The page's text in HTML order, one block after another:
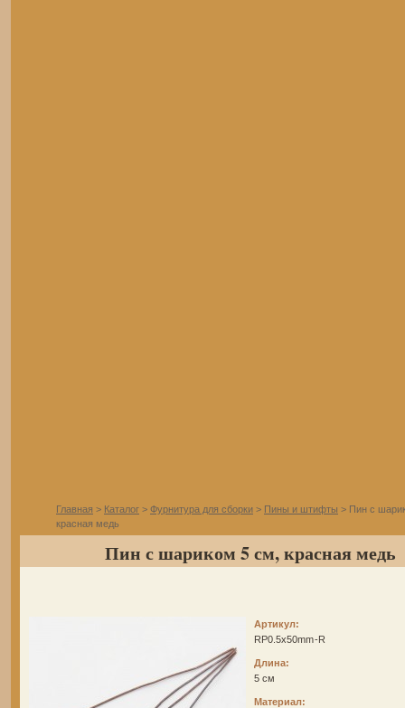
Главная > Каталог > Фурнитура для сборки > Пины и штифты > Пин с
красная медь
Пин с шариком 5 см, красная медь
Артикул:
RP0.5x50mm-R
Длина:
5 см
Материал: